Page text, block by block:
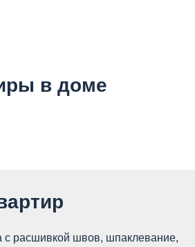
в доме
с расшивкой швов, шпаклевание,